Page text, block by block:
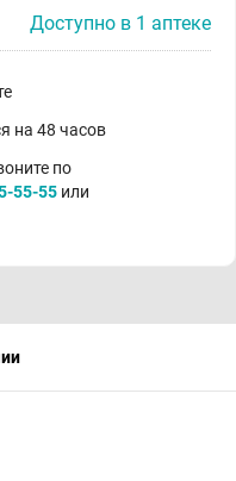
Доступно в 1 аптеке
на 48 часов
по
55-55 или